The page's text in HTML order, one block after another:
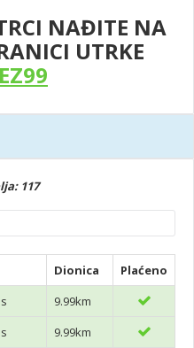
NAĐITE NA
UTRKE
117
Dionica
Plaćeno
9.99km
9.99km